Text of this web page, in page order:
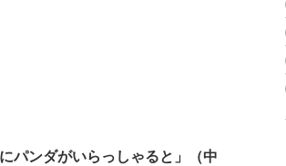
パンダがいらっしゃると」（中